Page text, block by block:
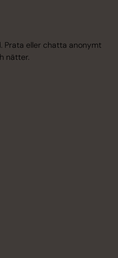
Prata eller chatta anonymt
nätter.